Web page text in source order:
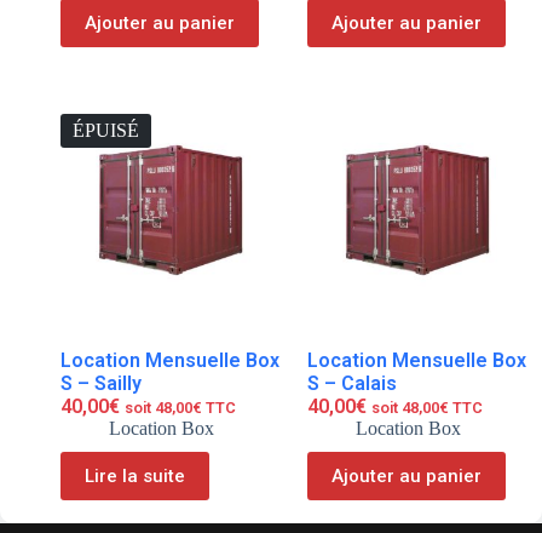
Ajouter au panier Ajouter au panier
ÉPUISÉ
Location Mensuelle Box
S – Sailly
40,00€ soit 48,00€ TTC
Location Box
Lire la suite
Location Mensuelle Box
S – Calais
40,00€ soit 48,00€ TTC
Location Box
Ajouter au panier